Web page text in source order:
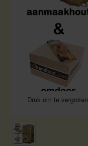
Druk om te vergroten